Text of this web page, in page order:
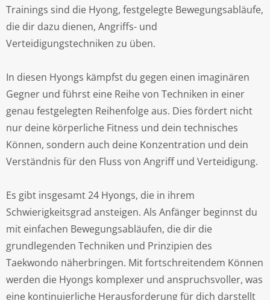
Trainings sind die Hyong, festgelegte Bewegungsabläufe,
die dir dazu dienen, Angriffs- und
Verteidigungstechniken zu üben.
In diesen Hyongs kämpfst du gegen einen imaginären
Gegner und führst eine Reihe von Techniken in einer
genau festgelegten Reihenfolge aus. Dies fördert nicht
nur deine körperliche Fitness und dein technisches
Können, sondern auch deine Konzentration und dein
Verständnis für den Fluss von Angriff und Verteidigung.
Es gibt insgesamt 24 Hyongs, die in ihrem
Schwierigkeitsgrad ansteigen. Als Anfänger beginnst du
mit einfachen Bewegungsabläufen, die dir die
grundlegenden Techniken und Prinzipien des
Taekwondo näherbringen. Mit fortschreitendem Können
werden die Hyongs komplexer und anspruchsvoller, was
eine kontinuierliche Herausforderung für dich darstellt